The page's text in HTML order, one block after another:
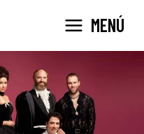
MENÚ